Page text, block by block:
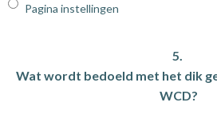
Pagina instellingen
5.
Wat wordt bedoeld met het dik
WCD?